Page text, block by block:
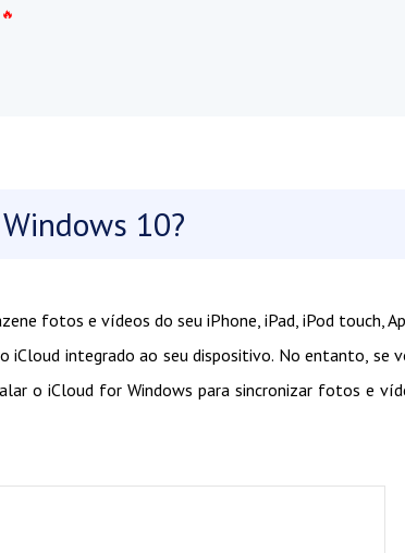
10?
fotos e vídeos do seu iPhone, iPad, iPod touch,
integrado ao seu dispositivo. No entanto, se
o iCloud for Windows para sincronizar fotos e